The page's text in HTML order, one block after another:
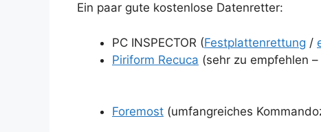
Ein paar gute kostenlose Datenretter:
PC INSPECTOR (Festplattenrettung /
Piriform Recuca (sehr zu empfehlen
Foremost (umfangreiches